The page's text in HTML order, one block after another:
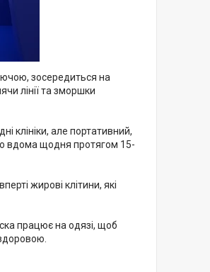
зосередиться на
лінії та зморшки
клініки, але портативний,
вдома щодня протягом 15-
жирові клітини, які
працює на одязі, щоб